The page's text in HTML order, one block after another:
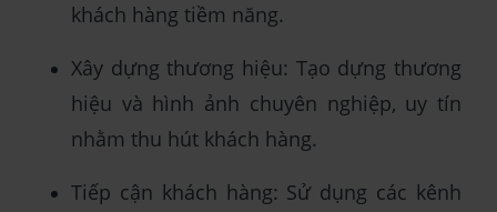
khách hàng tiềm năng.
Xây dựng thương hiệu: Tạo dựng thương
hiệu và hình ảnh chuyên nghiệp, uy tín
nhằm thu hút khách hàng.
Tiếp cận khách hàng: Sử dụng các kênh